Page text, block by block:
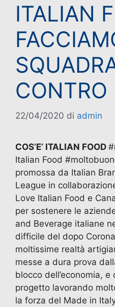
ITALIAN
CONTRO
22/04/2020 di admin
COS’E’ ITALIAN FOOD
Italian Food
promossa da Italian
League in
Love Italian Food e
per sostenere le
and Beverage italiane
difficile del dopo
moltissime realtà
messe a dura prova
blocco dell’economia, e
progetto lavorando
la forza del Made in